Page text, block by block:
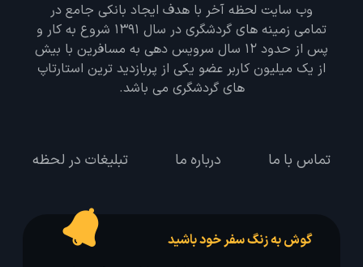
وب سایت لحظه آخر با هدف ایجاد بانکی جامع در
تمامی زمینه های گردشگری در سال 1391 شروع به کار و
پس از حدود 12 سال سرویس دهی به مسافرین با بیش
از یک میلیون کاربر عضو یکی از پربازدید ترین استارتاپ
های گردشگری می باشد.
تماس با ما درباره ما تبلیغات در لحظه
گوش به زنگ سفر خود باشید